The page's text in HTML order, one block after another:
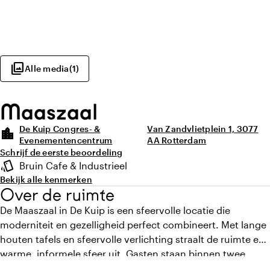
photo_libraryAlle media(1)
Maaszaal
location_city
De Kuip Congres- &
Evenementencentrum
Van Zandvlietplein 1, 3077
AA Rotterdam
Schrijf de eerste beoordeling
Highlights
style
Sfeer en uitstraling
Bruin Cafe & Industrieel
Bekijk alle kenmerken
Over de ruimte
De Maaszaal in De Kuip is een sfeervolle locatie die
moderniteit en gezelligheid perfect combineert. Met lange
houten tafels en sfeervolle verlichting straalt de ruimte een
warme, informele sfeer uit. Gasten staan binnen twee